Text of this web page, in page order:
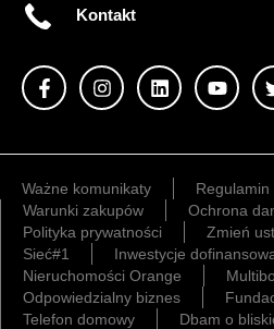
Kontakt
Ważne komunikaty
Regulamin
Warunki zakupów
Ochrona
Polityka prywatności
Zmień
Sieć#1
Inwestycje
Nieruchomości Orange
Odpowiedzialny biznes
Telefon domowy
Dbam o